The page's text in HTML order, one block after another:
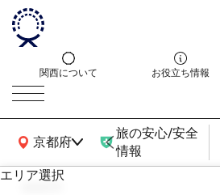
関西について お役立ち情報
京都府
関西広域MAP
旅の安心/安全
情報
エリア選択
エ
search